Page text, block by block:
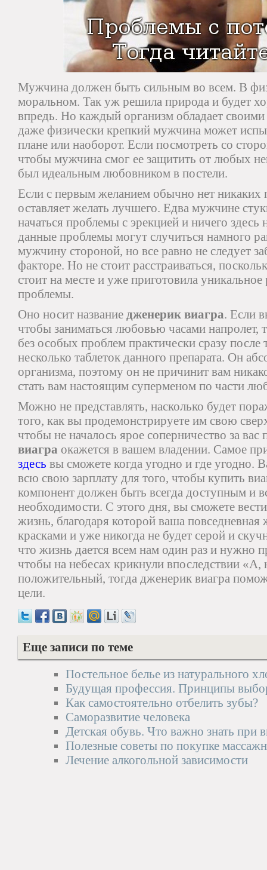
Мужчина должен быть сильным во всем. В
моральном. Так уж решила природа и будет
впредь. Но каждый организм обладает
даже физически крепкий мужчина может
плане или наоборот. Если посмотреть со
чтобы мужчина смог ее защитить от любых
был идеальным любовником в постели.
Если с первым желанием обычно нет никаких
оставляет желать лучшего. Едва мужчине
начаться проблемы с эрекцией и ничего
данные проблемы могут случиться намного
мужчину стороной, но все равно не следует
факторе. Но не стоит расстраиваться,
стоит на месте и уже приготовила
проблемы.
Оно носит название дженерик виагра. Если
чтобы заниматься любовью часами напролет,
без особых проблем практически сразу после
несколько таблеток данного препарата. Он
организма, поэтому он не причинит вам
стать вам настоящим суперменом по части
Можно не представлять, насколько будет
того, как вы продемонстрируете им свою
чтобы не началось ярое соперничество за вас
виагра окажется в вашем владении. Самое
здесь вы сможете когда угодно и где угодно.
всю свою зарплату для того, чтобы купить
компонент должен быть всегда доступным и
необходимости. С этого дня, вы сможете
жизнь, благодаря которой ваша повседневная
красками и уже никогда не будет серой и
что жизнь дается всем нам один раз и нужно
чтобы на небесах крикнули впоследствии «А,
положительный, тогда дженерик виагра
цели.
Еще записи по теме
Постельное белье из натурального
Будущая профессия. Принципы
Как самостоятельно отбелить зубы?
Саморазвитие человека
Детская обувь. Что важно знать при
Полезные советы по покупке
Лечение алкогольной зависимости